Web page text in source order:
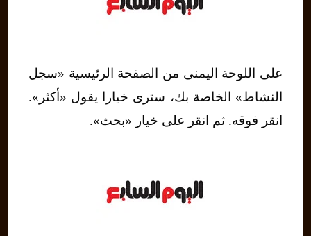
على اللوحة اليمنى من الصفحة الرئيسية «سجل
النشاط» الخاصة بك، سترى خيارا يقول «أكثر».
انقر فوقه. ثم انقر على خيار «بحث».